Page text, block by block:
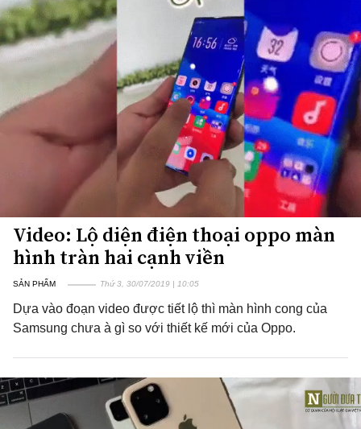
Video: Lộ diện điện thoại oppo màn
hình tràn hai cạnh viền
SẢN PHẨM Thứ 3, 30/07/2019 | 10:05
Dựa vào đoạn video được tiết lộ thì màn hình cong của
Samsung chưa à gì so với thiết kế mới của Oppo.